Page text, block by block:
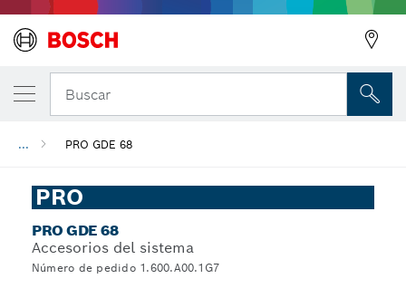
Buscar
... PRO GDE 68
PRO
PRO GDE 68
Accesorios del sistema
Número de pedido 1.600.A00.1G7